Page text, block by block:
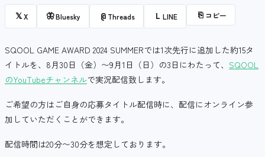
𝕏X 🦋Bluesky @ Threads L LINE ⎘ コピー
SQOOL GAME AWARD 2024 SUMMERでは1次先行に追加した約15タ
イトルを、8月30日（金）〜9月1日（日）の3日にわたって、 SQOOL
のYouTubeチャンネルで実況配信致します。
ご希望の方はご自身の応募タイトル配信時に、配信にオンライン参
加していただくことができます。
配信時間は20分〜30分を想定しております。